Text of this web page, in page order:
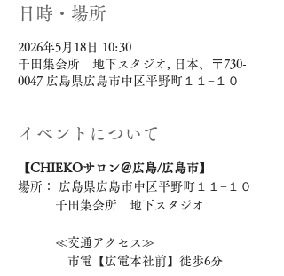
日時・場所
2026年5月18日 10:30
千田集会所 地下スタジオ, 日本、〒730-
0047 広島県広島市中区平野町１１−１０
イベントについて
【CHIEKOサロン＠広島/広島市】
場所： 広島県広島市中区平野町１１−１０
千田集会所　地下スタジオ
≪交通アクセス≫
市電【広電本社前】徒歩6分